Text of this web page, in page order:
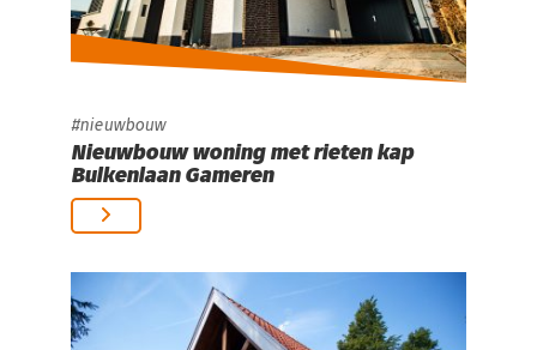
nieuwbouw
Nieuwbouw woning met rieten kap
Bulkenlaan Gameren